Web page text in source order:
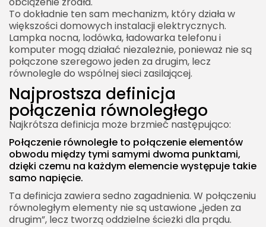
To dokładnie ten sam mechanizm, który działa w
większości domowych instalacji elektrycznych.
Lampka nocna, lodówka, ładowarka telefonu i
komputer mogą działać niezależnie, ponieważ nie są
połączone szeregowo jeden za drugim, lecz
równolegle do wspólnej sieci zasilającej.
Najprostsza definicja
połączenia równoległego
Najkrótsza definicja może brzmieć następująco:
Połączenie równoległe to połączenie elementów
obwodu między tymi samymi dwoma punktami,
dzięki czemu na każdym elemencie występuje takie
samo napięcie.
Ta definicja zawiera sedno zagadnienia. W połączeniu
równoległym elementy nie są ustawione „jeden za
drugim”, lecz tworzą oddzielne ścieżki dla prądu.
Drugie prawo Kirchhoffa
Połączenie równoległe a połączenie szeregowe
Połączenie szeregowe
Połączenie równoległe
Tabela porównawcza
Połączenie równoległe w układach mieszanych
Jak analizować układ mieszany?
Przykład układu mieszanego
Zalety połączenia równoległego
Niezależna praca elementów
Stałe napięcie na odbiornikach
Możliwość zwiększenia obciążalności